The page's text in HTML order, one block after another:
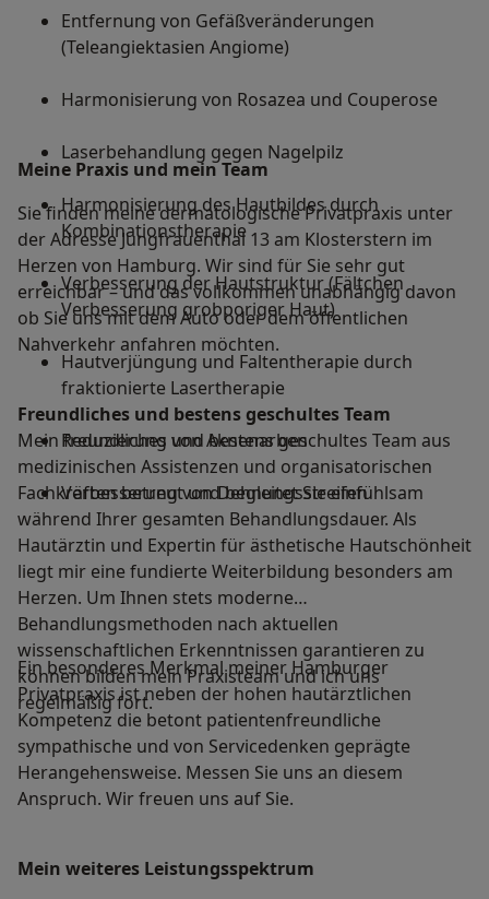
Entfernung von Gefäßveränderungen
(Teleangiektasien Angiome)
Harmonisierung von Rosazea und Couperose
Laserbehandlung gegen Nagelpilz
Harmonisierung des Hautbildes durch
Kombinationstherapie
Verbesserung der Hautstruktur (Fältchen
Verbesserung grobporiger Haut)
Hautverjüngung und Faltentherapie durch
fraktionierte Lasertherapie
Reduzierung von Aknenarben
Verbesserung von Dehnungsstreifen
Meine Praxis und mein Team
Sie finden meine dermatologische Privatpraxis unter
der Adresse Jungfrauenthal 13 am Klosterstern im
Herzen von Hamburg. Wir sind für Sie sehr gut
erreichbar – und das vollkommen unabhängig davon
ob Sie uns mit dem Auto oder dem öffentlichen
Nahverkehr anfahren möchten.
Freundliches und bestens geschultes Team
Mein freundliches und bestens geschultes Team aus
medizinischen Assistenzen und organisatorischen
Fachkräften betreut und begleitet Sie einfühlsam
während Ihrer gesamten Behandlungsdauer. Als
Hautärztin und Expertin für ästhetische Hautschönheit
liegt mir eine fundierte Weiterbildung besonders am
Herzen. Um Ihnen stets moderne
Behandlungsmethoden nach aktuellen
wissenschaftlichen Erkenntnissen garantieren zu
können bilden mein Praxisteam und ich uns
regelmäßig fort.
Ein besonderes Merkmal meiner Hamburger
Privatpraxis ist neben der hohen hautärztlichen
Kompetenz die betont patientenfreundliche
sympathische und von Servicedenken geprägte
Herangehensweise. Messen Sie uns an diesem
Anspruch. Wir freuen uns auf Sie.
Mein weiteres Leistungs­spektrum